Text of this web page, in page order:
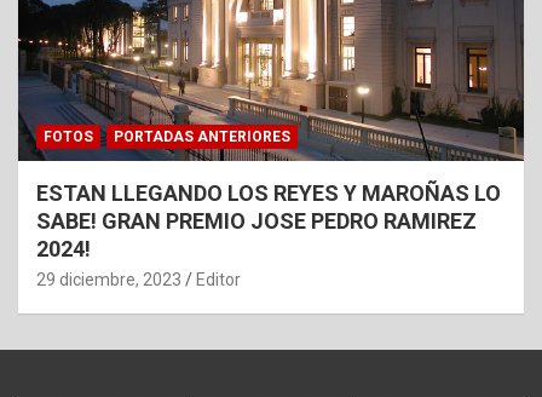
FOTOS PORTADAS ANTERIORES
ESTAN LLEGANDO LOS REYES Y MAROÑAS LO
SABE! GRAN PREMIO JOSE PEDRO RAMIREZ
2024!
29 diciembre, 2023 Editor